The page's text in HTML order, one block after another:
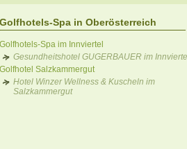
Golfhotels-Spa in Oberösterreich
Golfhotels-Spa im Innviertel
Gesundheitshotel GUGERBAUER im
Golfhotel Salzkammergut
Hotel Winzer Wellness & Kuscheln im
Salzkammergut